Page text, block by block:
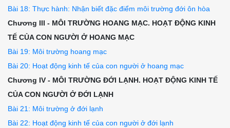
Bài 18: Thực hành: Nhận biết đặc điểm môi trường đới ôn hòa
Chương III - MÔI TRƯỜNG HOANG MẠC. HOẠT ĐỘNG KINH
TẾ CỦA CON NGƯỜI Ở HOANG MẠC
Bài 19: Môi trường hoang mạc
Bài 20: Hoạt động kinh tế của con người ở hoang mạc
Chương IV - MÔI TRƯỜNG ĐỚI LẠNH. HOẠT ĐỘNG KINH TẾ
CỦA CON NGƯỜI Ở ĐỚI LẠNH
Bài 21: Môi trường ở đới lạnh
Bài 22: Hoạt động kinh tế của con người ở đới lạnh